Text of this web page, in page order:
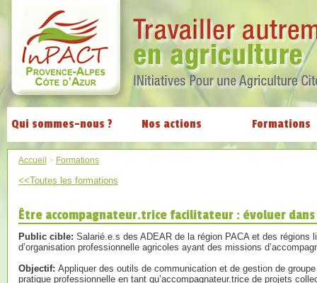
Qui sommes-nous ? Nos actions Formations
Accueil > Formations
<<Toutes les formations
Être accompagnateur.trice facilitateur : évoluer
Public cible: Salarié.e.s des ADEAR de la région PACA et des régions
d’organisation professionnelle agricoles ayant des missions
Objectif: Appliquer des outils de communication et de gestion de
pratique professionnelle en tant qu’accompagnateur.trice de projets